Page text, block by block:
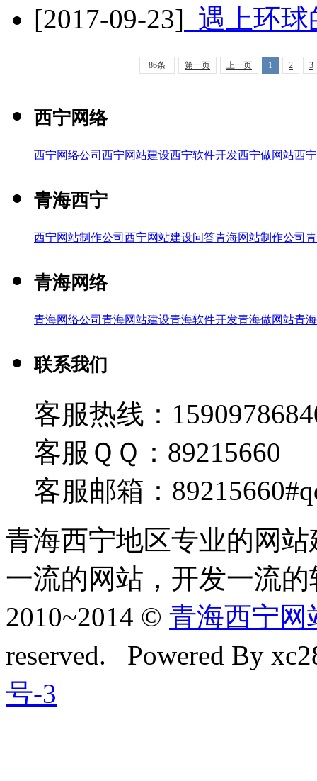
[2017-09-23] 遇上环
86条 第一页 上一页 1 2 3
西宁网络
西宁网络公司 西宁网站建设西宁软件开发西宁做网站西
青海西宁
西宁网站制作公司 西宁网站建设问答青海网站制作公司
青海网络
青海网络公司 青海网站建设青海软件开发青海做网站青
联系我们
客服热线：
客服ＱＱ：89215660
客服邮箱：
青海西宁地区专业的网
一流的网站，开发一流的
2010~2014 © 青海西宁网
reserved. Powered By
号-3